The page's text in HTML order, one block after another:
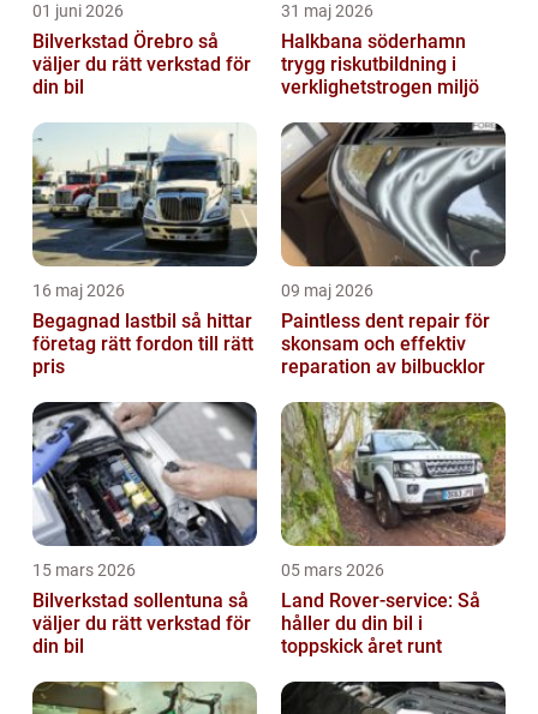
01 juni 2026
Bilverkstad Örebro så
väljer du rätt verkstad för
din bil
31 maj 2026
Halkbana söderhamn
trygg riskutbildning i
verklighetstrogen miljö
16 maj 2026
Begagnad lastbil så hittar
företag rätt fordon till rätt
pris
09 maj 2026
Paintless dent repair för
skonsam och effektiv
reparation av bilbucklor
15 mars 2026
Bilverkstad sollentuna så
väljer du rätt verkstad för
din bil
05 mars 2026
Land Rover-service: Så
håller du din bil i
toppskick året runt